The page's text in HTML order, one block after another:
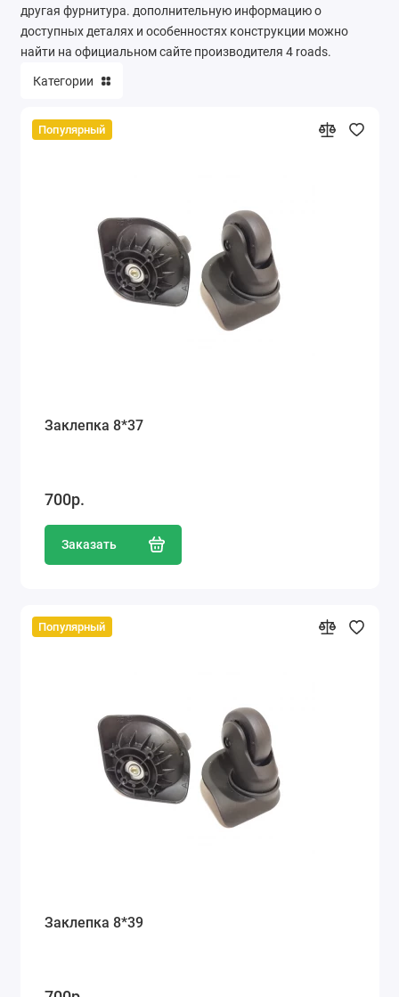
другая фурнитура. дополнительную информацию о
доступных деталях и особенностях конструкции можно
найти на официальном сайте производителя 4 roads.
Категории
Популярный
Заклепка 8*37
700р.
Заказать
Популярный
Заклепка 8*39